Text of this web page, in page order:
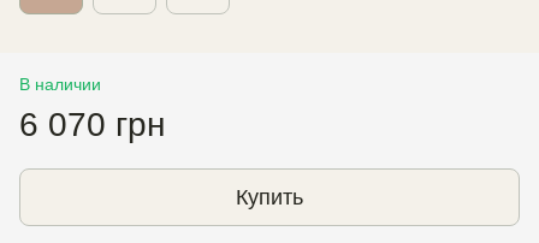
В наличии
6 070 грн
Купить